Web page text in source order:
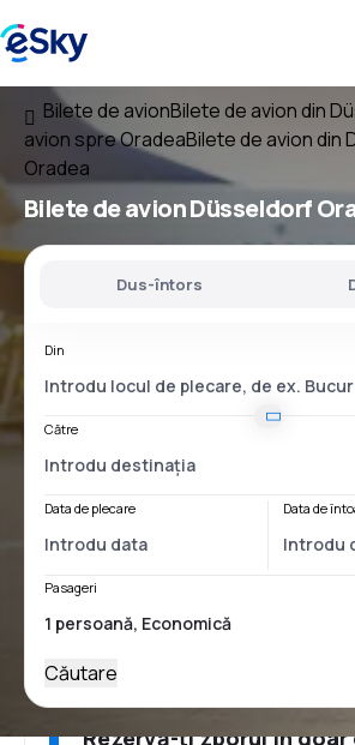
Bilete de avionBilete de avion din
avion spre OradeaBilete de avion din
Oradea
Bilete de avionDüsseldorf
Dus-întors
Din
Către
Data de plecare Data de
Pasageri
Căutare
Rezervă-ți zborul în doar